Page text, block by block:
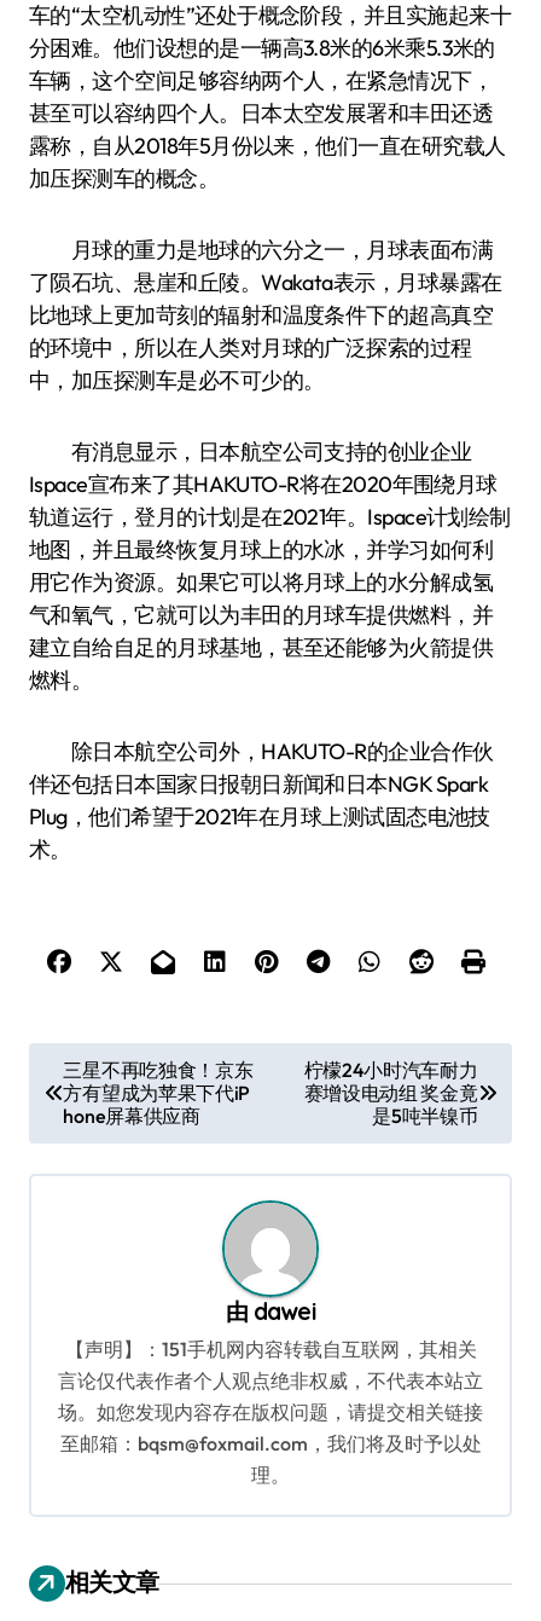
车的“太空机动性”还处于概念阶段，并且实施起来十
分困难。他们设想的是一辆高3.8米的6米乘5.3米的
车辆，这个空间足够容纳两个人，在紧急情况下，
甚至可以容纳四个人。日本太空发展署和丰田还透
露称，自从2018年5月份以来，他们一直在研究载人
加压探测车的概念。
月球的重力是地球的六分之一，月球表面布满
了陨石坑、悬崖和丘陵。Wakata表示，月球暴露在
比地球上更加苛刻的辐射和温度条件下的超高真空
的环境中，所以在人类对月球的广泛探索的过程
中，加压探测车是必不可少的。
有消息显示，日本航空公司支持的创业企业
Ispace宣布来了其HAKUTO-R将在2020年围绕月球
轨道运行，登月的计划是在2021年。Ispace计划绘制
地图，并且最终恢复月球上的水冰，并学习如何利
用它作为资源。如果它可以将月球上的水分解成氢
气和氧气，它就可以为丰田的月球车提供燃料，并
建立自给自足的月球基地，甚至还能够为火箭提供
燃料。
除日本航空公司外，HAKUTO-R的企业合作伙
伴还包括日本国家日报朝日新闻和日本NGK Spark
Plug，他们希望于2021年在月球上测试固态电池技
术。
章
导
航
三星不再吃独食！京东
方有望成为苹果下代iP
hone屏幕供应商
柠檬24小时汽车耐力
赛增设电动组 奖金竟
是5吨半镍币
由 dawei
【声明】：151手机网内容转载自互联网，其相关
言论仅代表作者个人观点绝非权威，不代表本站立
场。如您发现内容存在版权问题，请提交相关链接
至邮箱：bqsm@foxmail.com，我们将及时予以处
理。
相关文章